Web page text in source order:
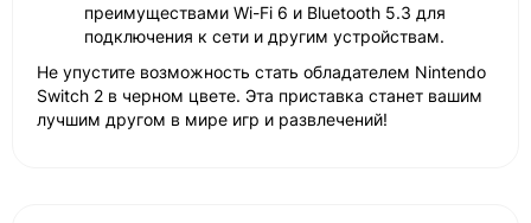
преимуществами Wi-Fi 6 и Bluetooth 5.3 для
подключения к сети и другим устройствам.
Не упустите возможность стать обладателем Nintendo
Switch 2 в черном цвете. Эта приставка станет вашим
лучшим другом в мире игр и развлечений!